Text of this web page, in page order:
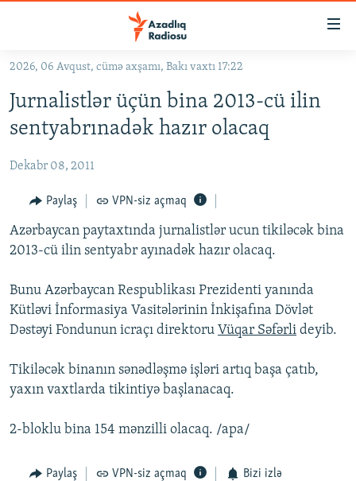
Əsas
qayıt
Əsas
naviqasiyaya
qayıt
KORRUPSIOMETR
#ƏSLINDƏ
FƏRQƏ BAX
QANUNI DOĞRU
ARAŞDIRMA
MULTIMEDIA
VIDEO
İNFOQRAFIKA
RADIO ARXIV
AZƏRBAYCAN ƏDƏBIYYATI KITABXANASI
İZ - MƏDƏNIYYƏT PROQRAMI
HAQQIMIZDA
MISSIYAMIZ
PEŞƏ ETIKASI VƏ JURNALISTIKA STANDARTLARIMIZ
MATERIALLARIMIZDAN ISTIFADƏ
BIZI IZLƏ
2026, 06 Avqust, cümə axşamı, Bakı vaxtı 17:22
Jurnalistlər üçün bina 2013-cü ilin
sentyabrınadək hazır olacaq
Dekabr 08, 2011
Paylaş VPN-siz açmaq
Azərbaycan paytaxtında jurnalistlər ucun tikiləcək bina
2013-cü ilin sentyabr ayınadək hazır olacaq.
Bunu Azərbaycan Respublikası Prezidenti yanında
Kütləvi İnformasiya Vasitələrinin İnkişafına Dövlət
Dəstəyi Fondunun icraçı direktoru Vüqar Səfərli deyib.
Tikiləcək binanın sənədləşmə işləri artıq başa çatıb,
yaxın vaxtlarda tikintiyə başlanacaq.
2-bloklu bina 154 mənzilli olacaq. /apa/
Paylaş VPN-siz açmaq Bizi izlə